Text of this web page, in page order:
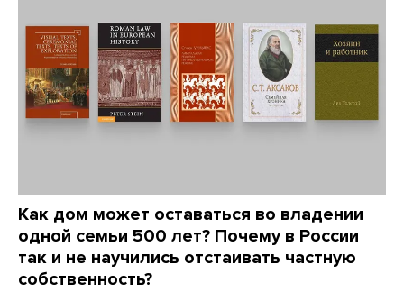
Как дом может оставаться во владении
одной семьи 500 лет? Почему в России
так и не научились отстаивать частную
собственность?